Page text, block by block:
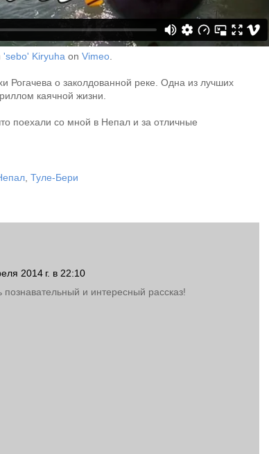
'sebo' Kiryuha on Vimeo
Рогачева о заколдованной реке. Одна из лучших
каячной жизни.
поехали со мной в Непал и за отличные
Туле-Бери
2014 г. в 22:10
и интересный рассказ!